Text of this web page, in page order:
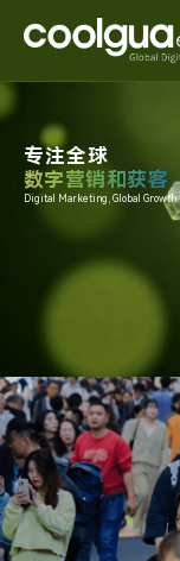
专注全球
数字营销和获客
Digital Marketing, Global Growth.